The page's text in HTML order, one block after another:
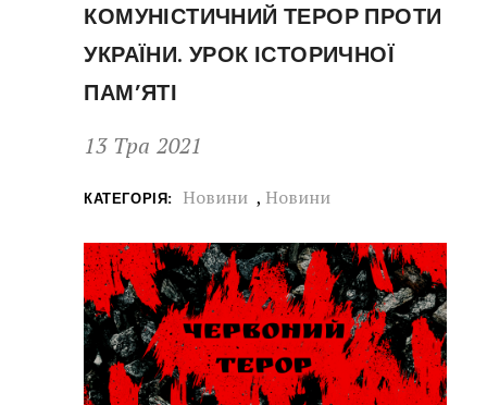
КОМУНІСТИЧНИЙ ТЕРОР ПРОТИ
УКРАЇНИ. УРОК ІСТОРИЧНОЇ
ПАМ’ЯТІ
13 Тра 2021
КАТЕГОРІЯ: Новини , Новини